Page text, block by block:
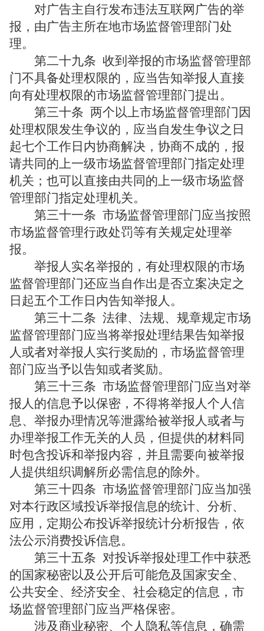
对广告主自行发布违法互联网广告的举
报，由广告主所在地市场监督管理部门处
理。
第二十九条 收到举报的市场监督管理部
门不具备处理权限的，应当告知举报人直接
向有处理权限的市场监督管理部门提出。
第三十条 两个以上市场监督管理部门因
处理权限发生争议的，应当自发生争议之日
起七个工作日内协商解决，协商不成的，报
请共同的上一级市场监督管理部门指定处理
机关；也可以直接由共同的上一级市场监督
管理部门指定处理机关。
第三十一条 市场监督管理部门应当按照
市场监督管理行政处罚等有关规定处理举
报。
举报人实名举报的，有处理权限的市场
监督管理部门还应当自作出是否立案决定之
日起五个工作日内告知举报人。
第三十二条 法律、法规、规章规定市场
监督管理部门应当将举报处理结果告知举报
人或者对举报人实行奖励的，市场监督管理
部门应当予以告知或者奖励。
第三十三条 市场监督管理部门应当对举
报人的信息予以保密，不得将举报人个人信
息、举报办理情况等泄露给被举报人或者与
办理举报工作无关的人员，但提供的材料同
时包含投诉和举报内容，并且需要向被举报
人提供组织调解所必需信息的除外。
第三十四条 市场监督管理部门应当加强
对本行政区域投诉举报信息的统计、分析、
应用，定期公布投诉举报统计分析报告，依
法公示消费投诉信息。
第三十五条 对投诉举报处理工作中获悉
的国家秘密以及公开后可能危及国家安全、
公共安全、经济安全、社会稳定的信息，市
场监督管理部门应当严格保密。
涉及商业秘密、个人隐私等信息，确需